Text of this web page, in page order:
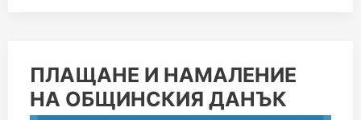
ПЛАЩАНЕ И НАМАЛЕНИЕ
НА ОБЩИНСКИЯ ДАНЪК
ПЛАЩАНЕ
И
НАМАЛЕНИЕ
НА